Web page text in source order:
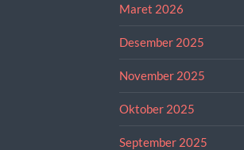
Maret 2026
Desember 2025
November 2025
Oktober 2025
September 2025